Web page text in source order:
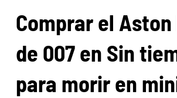
Comprar el
de 007 en Sin
para morir en